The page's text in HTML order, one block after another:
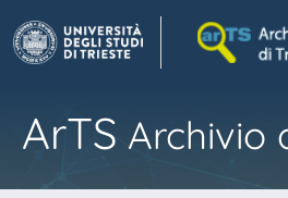
ArTS Archivio